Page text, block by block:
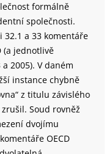
formálně
společnosti.
32.1 a 33 komentáře
(a jednotlivě
2005). V daném
instance chybně
z titulu závislého
Soud rovněž
dvojímu
OECD